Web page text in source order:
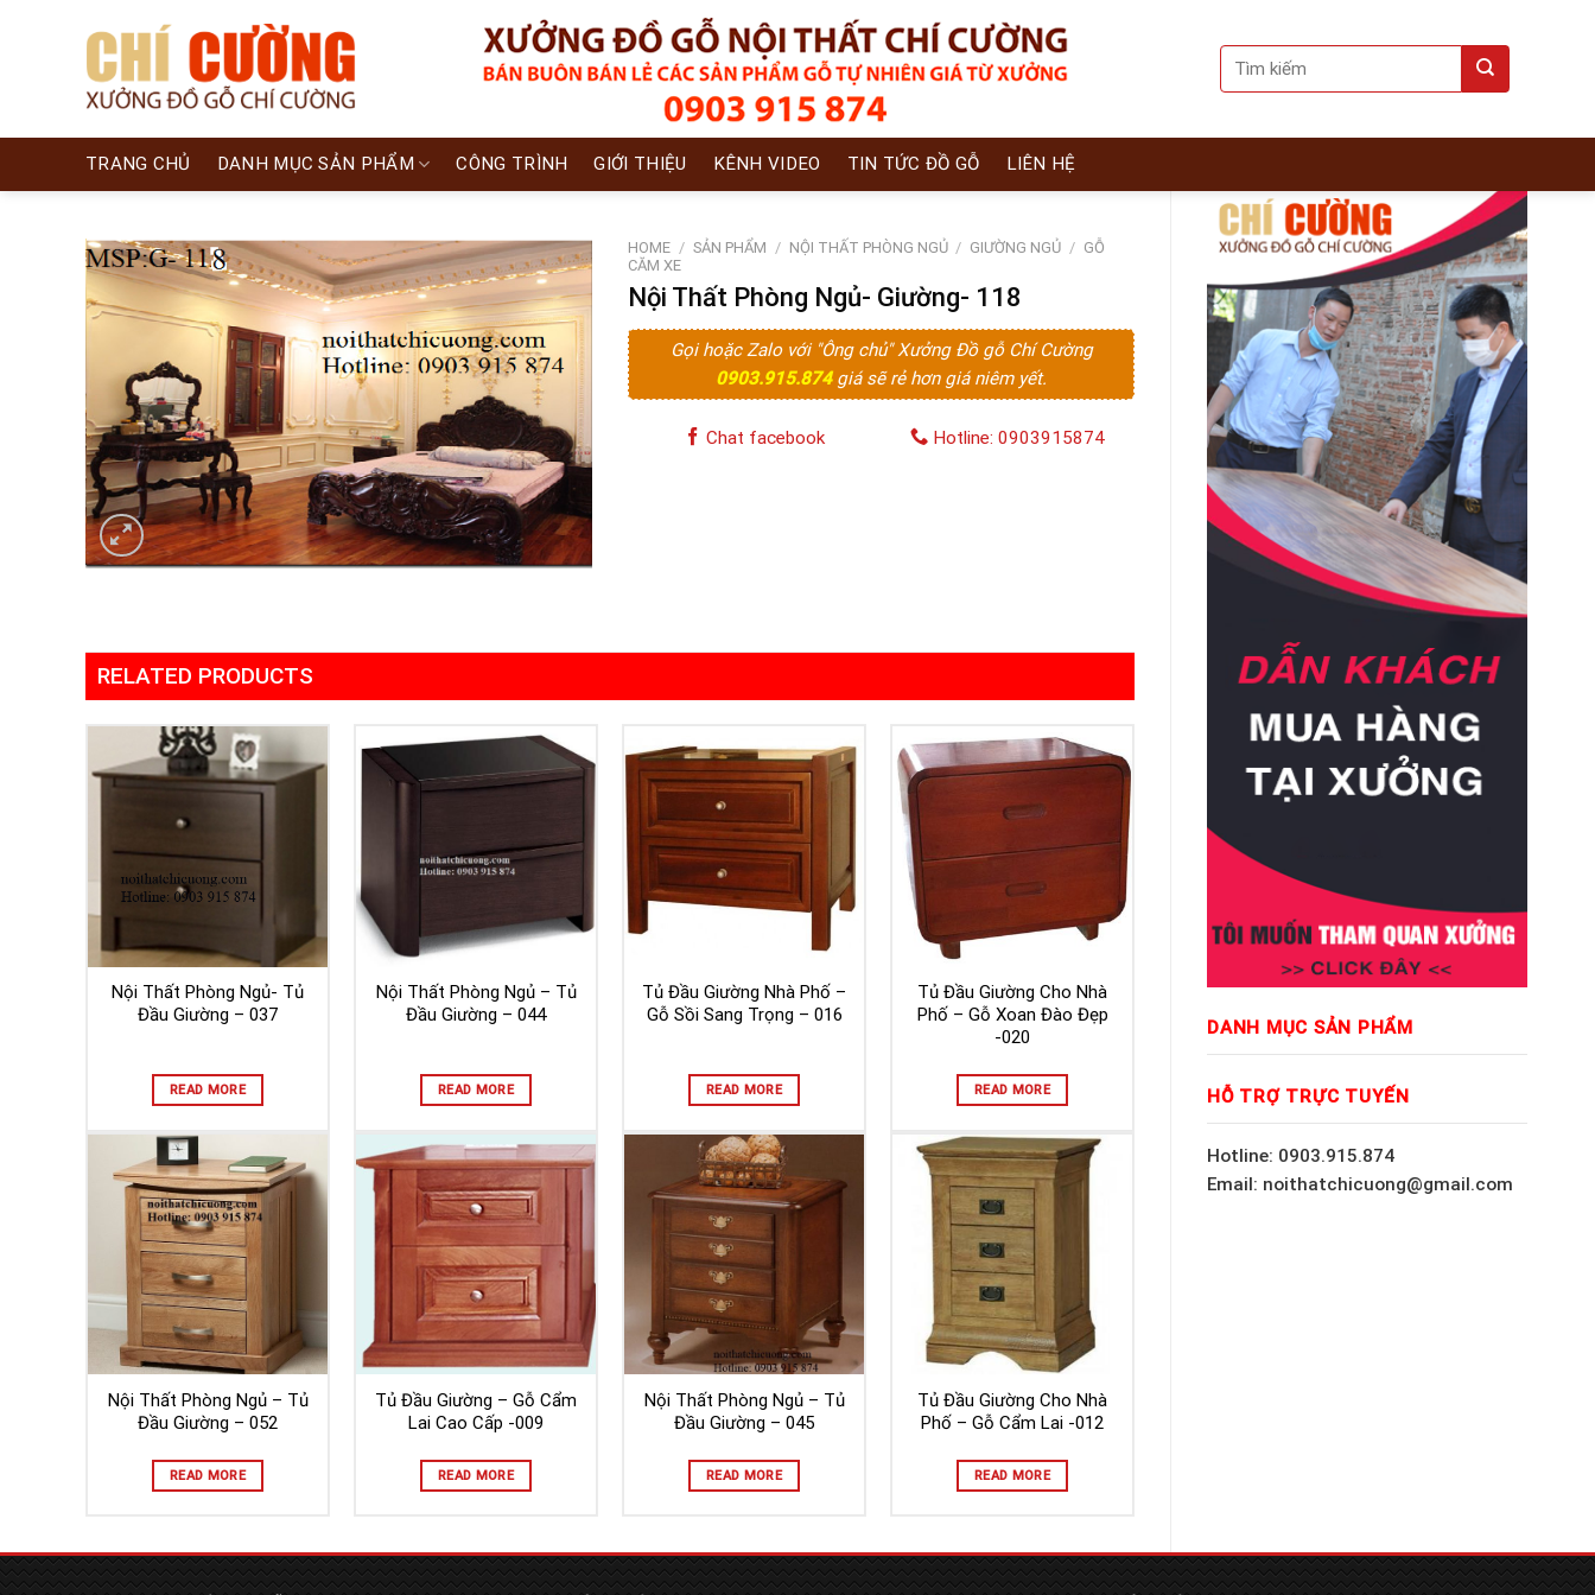
Search
for:
TRANG CHỦ DANH MỤC SẢN PHẨM CÔNG TRÌNH GIỚI THIỆU KÊNH VIDEO TIN TỨC ĐỒ GỖ LIÊN HỆ
DANH MỤC SẢN PHẨM
HỖ TRỢ TRỰC TUYẾN
Hotline: 0903.915.874
Email: noithatchicuong@gmail.com
HOME / SẢN PHẨM / NỘI THẤT PHÒNG NGỦ / GIƯỜNG NGỦ / GỖ
CĂM XE
Nội Thất Phòng Ngủ- Giường- 118
Gọi hoặc Zalo với "Ông chủ" Xưởng Đồ gỗ Chí Cường
0903.915.874 giá sẽ rẻ hơn giá niêm yết.
Chat facebook Hotline: 0903915874
RELATED PRODUCTS
Nội Thất Phòng Ngủ- Tủ
Đầu Giường – 037
READ MORE
Nội Thất Phòng Ngủ – Tủ
Đầu Giường – 044
READ MORE
Tủ Đầu Giường Nhà Phố –
Gỗ Sồi Sang Trọng – 016
READ MORE
Tủ Đầu Giường Cho Nhà
Phố – Gỗ Xoan Đào Đẹp
-020
READ MORE
Nội Thất Phòng Ngủ – Tủ
Đầu Giường – 052
READ MORE
Tủ Đầu Giường – Gỗ Cẩm
Lai Cao Cấp -009
READ MORE
Nội Thất Phòng Ngủ – Tủ
Đầu Giường – 045
READ MORE
Tủ Đầu Giường Cho Nhà
Phố – Gỗ Cẩm Lai -012
READ MORE